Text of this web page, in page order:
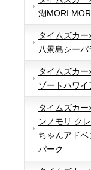
湖MORI MORI
タイムズカー
八景島シーパ
タイムズカー
ゾートハワイ
タイムズカ
ンノモリ ク
ちゃんアドベ
パーク